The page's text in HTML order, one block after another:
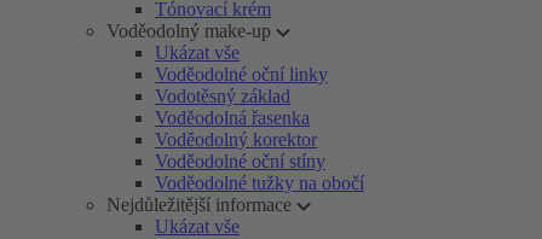
Tónovací krém
Voděodolný make-up
Ukázat vše
Voděodolné oční linky
Vodotěsný základ
Voděodolná řasenka
Voděodolný korektor
Voděodolné oční stíny
Voděodolné tužky na obočí
Nejdůležitější informace
Ukázat vše